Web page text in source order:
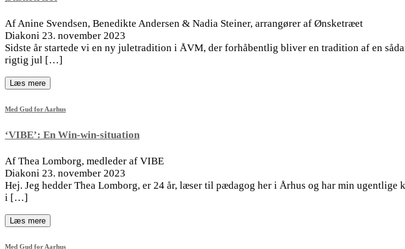
Af Anine Svendsen, Benedikte Andersen & Nadia Steiner, arrangører af Ønsketræet
Diakoni 23. november 2023
Sidste år startede vi en ny juletradition i ÅVM, der forhåbentlig bliver en tradition af en
rigtig jul […]
Læs mere
Med Gud for Aarhus
‘VIBE’: En Win-win-situation
Af Thea Lomborg, medleder af VIBE
Diakoni 23. november 2023
Hej. Jeg hedder Thea Lomborg, er 24 år, læser til pædagog her i Århus og har min
i […]
Læs mere
Med Gud for Aarhus